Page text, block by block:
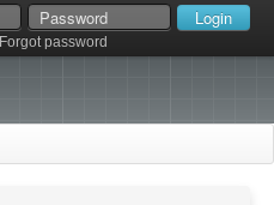
Forgot password